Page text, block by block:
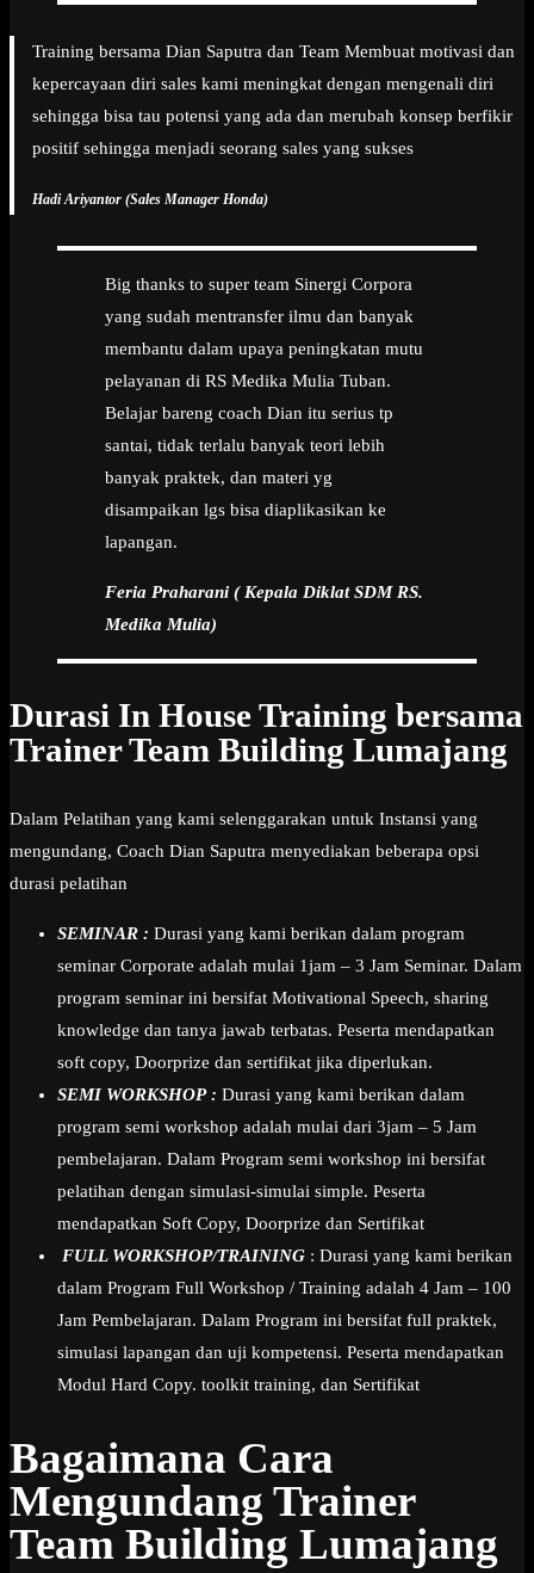
Training bersama Dian Saputra dan Team Membuat motivasi dan
kepercayaan diri sales kami meningkat dengan mengenali diri
sehingga bisa tau potensi yang ada dan merubah konsep berfikir
positif sehingga menjadi seorang sales yang sukses
Hadi Ariyantor (Sales Manager Honda)
Big thanks to super team Sinergi Corpora
yang sudah mentransfer ilmu dan banyak
membantu dalam upaya peningkatan mutu
pelayanan di RS Medika Mulia Tuban.
Belajar bareng coach Dian itu serius tp
santai, tidak terlalu banyak teori lebih
banyak praktek, dan materi yg
disampaikan lgs bisa diaplikasikan ke
lapangan.
Feria Praharani ( Kepala Diklat SDM RS.
Medika Mulia)
Durasi In House Training bersama
Trainer Team Building Lumajang
Dalam Pelatihan yang kami selenggarakan untuk Instansi yang
mengundang, Coach Dian Saputra menyediakan beberapa opsi
durasi pelatihan
SEMINAR : Durasi yang kami berikan dalam program
seminar Corporate adalah mulai 1jam – 3 Jam Seminar. Dalam
program seminar ini bersifat Motivational Speech, sharing
knowledge dan tanya jawab terbatas. Peserta mendapatkan
soft copy, Doorprize dan sertifikat jika diperlukan.
SEMI WORKSHOP : Durasi yang kami berikan dalam
program semi workshop adalah mulai dari 3jam – 5 Jam
pembelajaran. Dalam Program semi workshop ini bersifat
pelatihan dengan simulasi-simulai simple. Peserta
mendapatkan Soft Copy, Doorprize dan Sertifikat
FULL WORKSHOP/TRAINING : Durasi yang kami berikan
dalam Program Full Workshop / Training adalah 4 Jam – 100
Jam Pembelajaran. Dalam Program ini bersifat full praktek,
simulasi lapangan dan uji kompetensi. Peserta mendapatkan
Modul Hard Copy. toolkit training, dan Sertifikat
Bagaimana Cara
Mengundang Trainer
Team Building Lumajang